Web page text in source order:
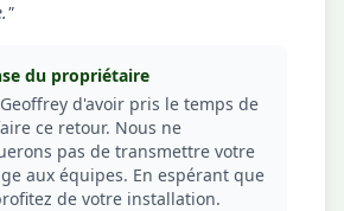
du propriétaire
d'avoir pris le temps de
ce retour. Nous ne
pas de transmettre votre
aux équipes. En espérant que
de votre installation.